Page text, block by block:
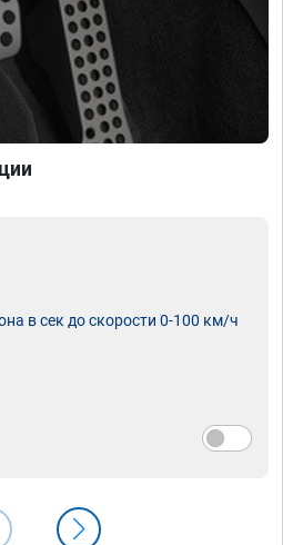
в сек до скорости 0-100 км/ч